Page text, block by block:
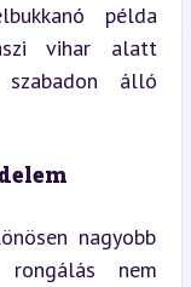
példa
vihar alatt
szabadon álló
nagyobb
nem